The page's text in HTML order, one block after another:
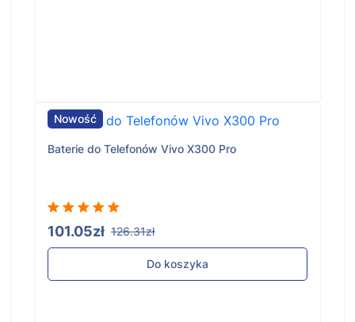
Nowość
Baterie do Telefonów Vivo X300 Pro
101.05zł 126.31zł
Do koszyka